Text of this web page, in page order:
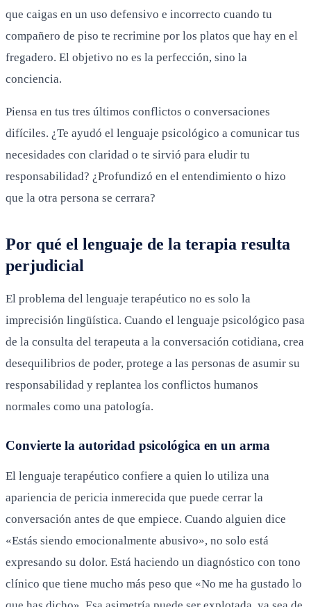
que caigas en un uso defensivo e incorrecto cuando tu
compañero de piso te recrimine por los platos que hay en el
fregadero. El objetivo no es la perfección, sino la
conciencia.
Piensa en tus tres últimos conflictos o conversaciones
difíciles. ¿Te ayudó el lenguaje psicológico a comunicar tus
necesidades con claridad o te sirvió para eludir tu
responsabilidad? ¿Profundizó en el entendimiento o hizo
que la otra persona se cerrara?
Por qué el lenguaje de la terapia resulta
perjudicial
El problema del lenguaje terapéutico no es solo la
imprecisión lingüística. Cuando el lenguaje psicológico pasa
de la consulta del terapeuta a la conversación cotidiana, crea
desequilibrios de poder, protege a las personas de asumir su
responsabilidad y replantea los conflictos humanos
normales como una patología.
Convierte la autoridad psicológica en un arma
El lenguaje terapéutico confiere a quien lo utiliza una
apariencia de pericia inmerecida que puede cerrar la
conversación antes de que empiece. Cuando alguien dice
«Estás siendo emocionalmente abusivo», no solo está
expresando su dolor. Está haciendo un diagnóstico con tono
clínico que tiene mucho más peso que «No me ha gustado lo